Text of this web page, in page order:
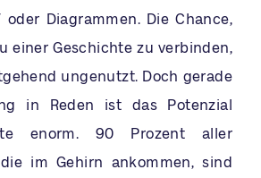
Diagrammen. Die Chance,
einer Geschichte zu verbinden,
ungenutzt. Doch gerade
in Reden ist das Potenzial
enorm. 90 Prozent aller
im Gehirn ankommen, sind